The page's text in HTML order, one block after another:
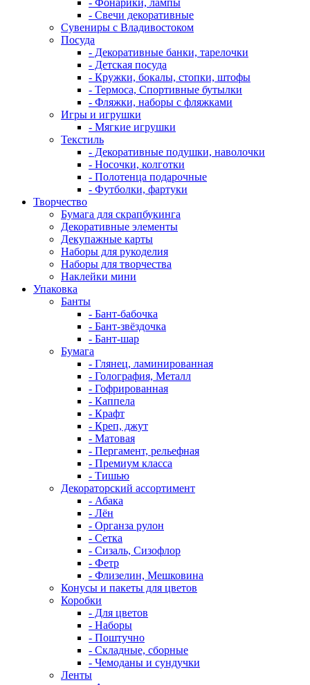
- Фонарики, лампы
- Свечи декоративные
Сувениры с Владивостоком
Посуда
- Декоративные банки, тарелочки
- Детская посуда
- Кружки, бокалы, стопки, штофы
- Термоса, Спортивные бутылки
- Фляжки, наборы с фляжками
Игры и игрушки
- Мягкие игрушки
Текстиль
- Декоративные подушки, наволочки
- Носочки, колготки
- Полотенца подарочные
- Футболки, фартуки
Творчество
Бумага для скрапбукинга
Декоративные элементы
Декупажные карты
Наборы для рукоделия
Наборы для творчества
Наклейки мини
Упаковка
Банты
- Бант-бабочка
- Бант-звёздочка
- Бант-шар
Бумага
- Глянец, ламинированная
- Голография, Металл
- Гофрированная
- Каппела
- Крафт
- Креп, джут
- Матовая
- Пергамент, рельефная
- Премиум класса
- Тишью
Декораторский ассортимент
- Абака
- Лён
- Органза рулон
- Сетка
- Сизаль, Сизофлор
- Фетр
- Флизелин, Мешковина
Конусы и пакеты для цветов
Коробки
- Для цветов
- Наборы
- Поштучно
- Складные, сборные
- Чемоданы и сундучки
Ленты